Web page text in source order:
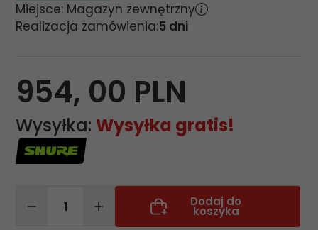
Miejsce: Magazyn zewnętrzny
Realizacja zamówienia:5 dni
954, 00 PLN
Wysyłka: Wysyłka gratis!
Dodaj do
koszyka